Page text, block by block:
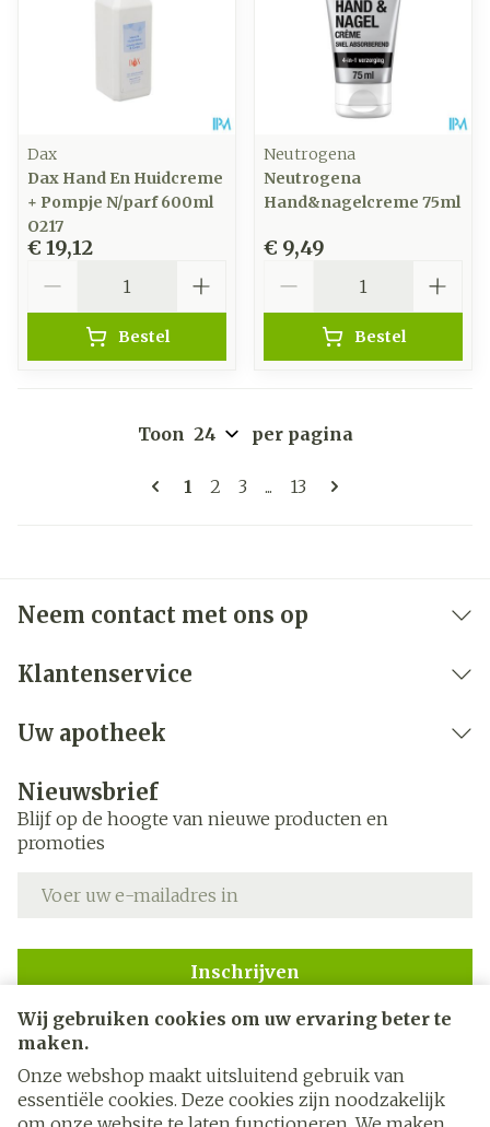
Wij gebruiken cookies om uw ervaring beter te
maken.
Onze webshop maakt uitsluitend gebruik van
essentiële cookies. Deze cookies zijn noodzakelijk
Dax
Dax Hand En Huidcreme
+ Pompje N/parf 600ml
O217
€ 19,12
Bestel
Neutrogena
Neutrogena
Hand&nagelcreme 75ml
€ 9,49
Bestel
Pagina's
U lees momenteel pagina
1 Pagina
2 Pagina
3 ... Pagina
13
Toon per pagina
Neem contact met ons op
Klantenservice
Uw apotheek
Nieuwsbrief
Blijf op de hoogte van nieuwe producten en
promoties
Inschrijven
Door op inschrijven te klikken, schrijft u zich in voor onze
nieuwsbrief en gaat u akkoord met onze